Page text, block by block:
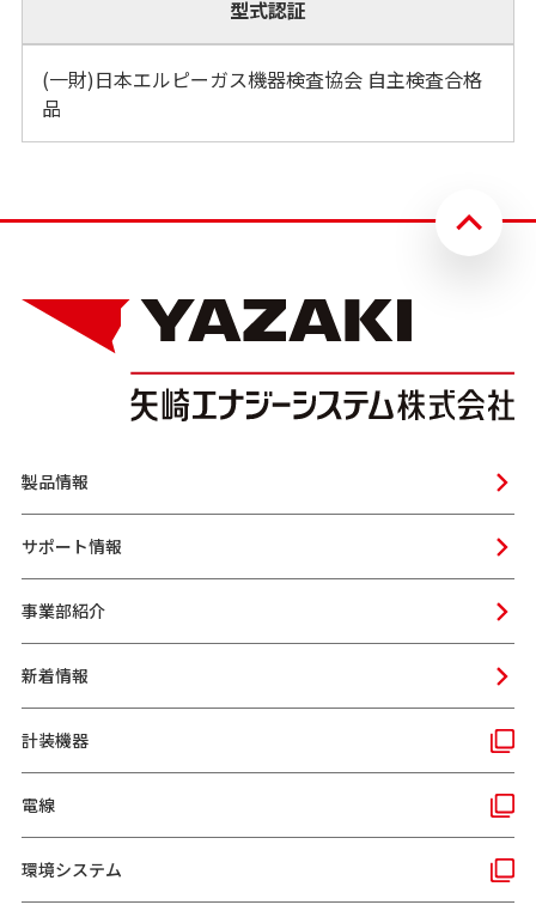
型式認証
(一財)日本エルピーガス機器検査協会 自主検査合格
品
製品情報
サポート情報
事業部紹介
新着情報
計装機器
電線
環境システム